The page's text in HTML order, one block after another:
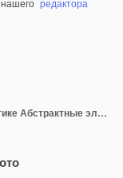
Абстрактный фон на мраморной тематике Абстрактные элементы